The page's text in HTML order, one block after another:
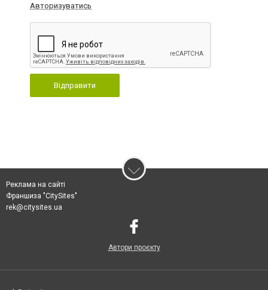
Авторизуватись
Відправити
Реклама на сайті
Франшиза "CitySites"
rek@citysites.ua
Автори проєкту